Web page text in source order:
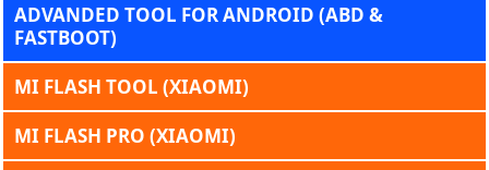
ADVANDED TOOL FOR ANDROID (ABD &
FASTBOOT)
MI FLASH TOOL (XIAOMI)
MI FLASH PRO (XIAOMI)